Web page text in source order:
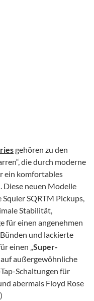
gehören zu den
die durch moderne
ein komfortables
Diese neuen Modelle
SQRTM Pickups,
Stabilität,
für einen angenehmen
und lackierte
einen „Super-
außergewöhnliche
Schaltungen für
abermals Floyd Rose